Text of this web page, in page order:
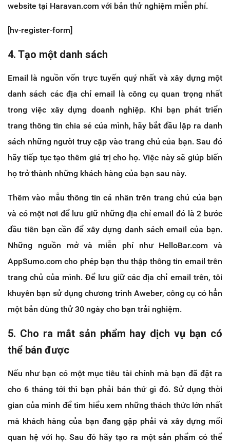
website tại Haravan.com với bản thử nghiệm miễn phí.
[hv-register-form]
4. Tạo một danh sách
Email là nguồn vốn trực tuyến quý nhất và xây dựng một
danh sách các địa chỉ email là công cụ quan trọng nhất
trong việc xây dựng doanh nghiệp. Khi bạn phát triển
trang thông tin chia sẻ của mình, hãy bắt đầu lập ra danh
sách những người truy cập vào trang chủ của bạn. Sau đó
hãy tiếp tục tạo thêm giá trị cho họ. Việc này sẽ giúp biến
họ trở thành những khách hàng của bạn sau này.
Thêm vào mẫu thông tin cá nhân trên trang chủ của bạn
và có một nơi để lưu giữ những địa chỉ email đó là 2 bước
đầu tiên bạn cần để xây dựng danh sách email của bạn.
Những nguồn mở và miễn phí như HelloBar.com và
AppSumo.com cho phép bạn thu thập thông tin email trên
trang chủ của mình. Để lưu giữ các địa chỉ email trên, tôi
khuyên bạn sử dụng chương trình Aweber, công cụ có hẳn
một bản dùng thử 30 ngày cho bạn trải nghiệm.
5. Cho ra mắt sản phẩm hay dịch vụ bạn có
thể bán được
Nếu như bạn có một mục tiêu tài chính mà bạn đã đặt ra
cho 6 tháng tới thì bạn phải bán thứ gì đó. Sử dụng thời
gian của mình để tìm hiểu xem những thách thức lớn nhất
mà khách hàng của bạn đang gặp phải và xây dựng mối
quan hệ với họ. Sau đó hãy tạo ra một sản phẩm có thể